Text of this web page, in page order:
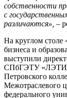
собственности
с
различаются», –
На круглом
бизнеса и
выступили
СПбГЭТУ
Петровского
Межотраслевого
федерального